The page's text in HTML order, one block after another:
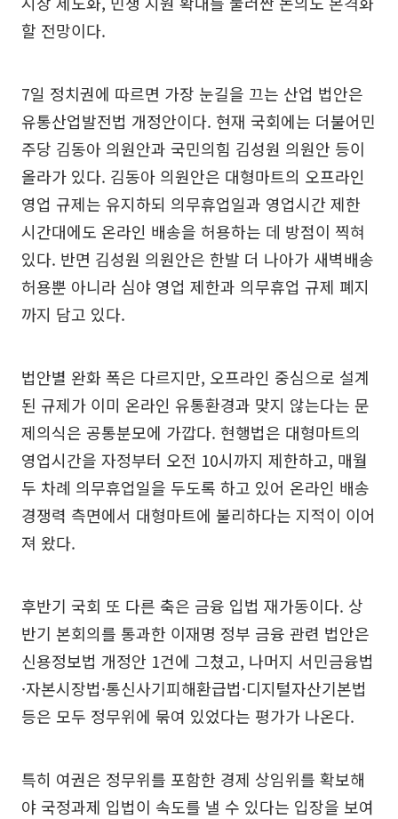
할 전망이다.
7일 정치권에 따르면 가장 눈길을 끄는 산업 법안은
유통산업발전법 개정안이다. 현재 국회에는 더불어민
주당 김동아 의원안과 국민의힘 김성원 의원안 등이
올라가 있다. 김동아 의원안은 대형마트의 오프라인
영업 규제는 유지하되 의무휴업일과 영업시간 제한
시간대에도 온라인 배송을 허용하는 데 방점이 찍혀
있다. 반면 김성원 의원안은 한발 더 나아가 새벽배송
허용뿐 아니라 심야 영업 제한과 의무휴업 규제 폐지
까지 담고 있다.
법안별 완화 폭은 다르지만, 오프라인 중심으로 설계
된 규제가 이미 온라인 유통환경과 맞지 않는다는 문
제의식은 공통분모에 가깝다. 현행법은 대형마트의
영업시간을 자정부터 오전 10시까지 제한하고, 매월
두 차례 의무휴업일을 두도록 하고 있어 온라인 배송
경쟁력 측면에서 대형마트에 불리하다는 지적이 이어
져 왔다.
후반기 국회 또 다른 축은 금융 입법 재가동이다. 상
반기 본회의를 통과한 이재명 정부 금융 관련 법안은
신용정보법 개정안 1건에 그쳤고, 나머지 서민금융법
·자본시장법·통신사기피해환급법·디지털자산기본법
등은 모두 정무위에 묶여 있었다는 평가가 나온다.
특히 여권은 정무위를 포함한 경제 상임위를 확보해
야 국정과제 입법이 속도를 낼 수 있다는 입장을 보여